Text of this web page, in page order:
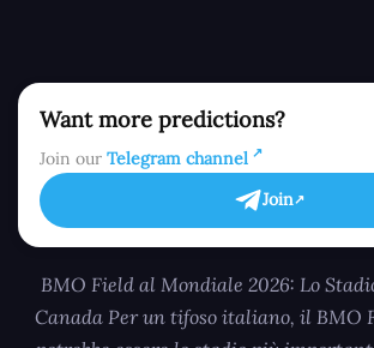
Want more predictions?
Join our Telegram channel
Join
BMO Field al Mondiale 2026: Lo
Canada Per un tifoso italiano, il BMO